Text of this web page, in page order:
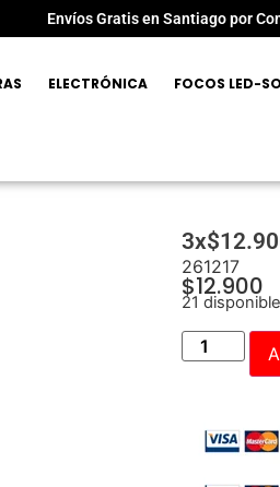
Envíos Gratis en Santiago por
ELECTRÓNICA FOCOS LED-
261217
$12.900
21